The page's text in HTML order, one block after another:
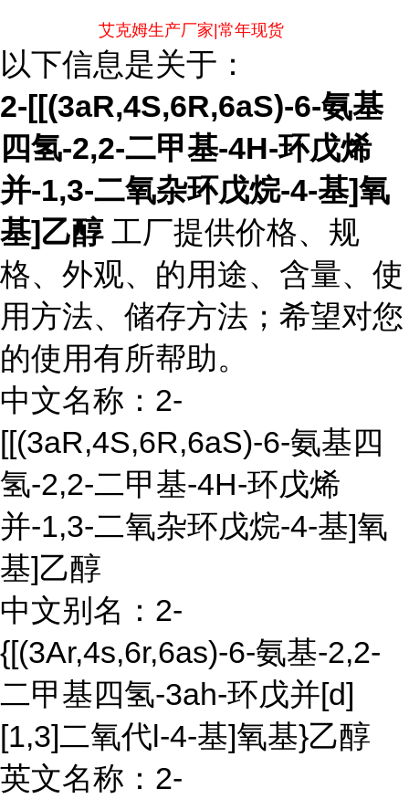
艾克姆生产厂家|常年现货
以下信息是关于：
2-[[(3aR,4S,6R,6aS)-6-氨基
四氢-2,2-二甲基-4H-环戊烯
并-1,3-二氧杂环戊烷-4-基]氧
基]乙醇工厂提供价格、规
格、外观、的用途、含量、使
用方法、储存方法；希望对您
的使用有所帮助。
中文名称：2-
[[(3aR,4S,6R,6aS)-6-氨基四
氢-2,2-二甲基-4H-环戊烯
并-1,3-二氧杂环戊烷-4-基]氧
基]乙醇
中文别名：2-
{[(3Ar,4s,6r,6as)-6-氨基-2,2-
二甲基四氢-3ah-环戊并[d]
[1,3]二氧代l-4-基]氧基}乙醇
英文名称：2-